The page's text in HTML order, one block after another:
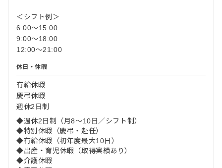
＜シフト例＞
6:00～15:00
9:00～18:00
12:00～21:00
休日・休暇
有給休暇
慶弔休暇
週休2日制
◆週休2日制（月8～10日／シフト制）
◆特別休暇（慶弔・赴任）
◆有給休暇（初年度最大10日）
◆出産・育児休暇（取得実績あり）
◆介護休暇